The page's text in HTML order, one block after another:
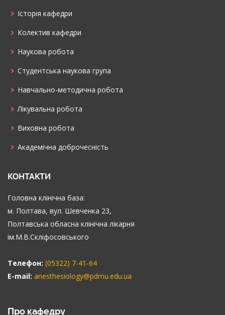
Історія кафедри
Колектив кафедри
Наукова робота
Cтудентська наукова група
Навчально-методична робота
Лікувальна робота
Виховна робота
Академічна доброчесність
КОНТАКТИ
Головна клінічна база:
м. Полтава, вул. Шевченка 23,
Полтавська обласна клінічна лікарня
ім.М.В.Скліфосовського
Телефон: (05322) 7-41-64
E-mail: anesthesiology@pdmu.edu.ua
Про кафедру